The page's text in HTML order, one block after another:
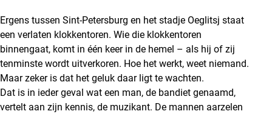
Ergens tussen Sint-Petersburg en het stadje Oeglitsj staat
een verlaten klokkentoren. Wie die klokkentoren
binnengaat, komt in één keer in de hemel – als hij of zij
tenminste wordt uitverkoren. Hoe het werkt, weet niemand.
Maar zeker is dat het geluk daar ligt te wachten.
Dat is in ieder geval wat een man, de bandiet genaamd,
vertelt aan zijn kennis, de muzikant. De mannen aarzelen